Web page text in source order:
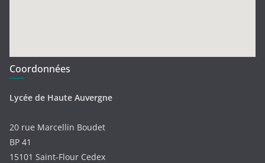
Coordonnées
Lycée de Haute Auvergne
20 rue Marcellin Boudet
BP 41
15101 Saint-Flour Cedex